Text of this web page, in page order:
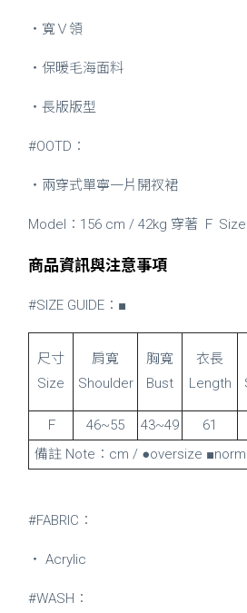
・寬Ｖ領
・保暖毛海面料
・長版版型
#OOTD：
・兩穿式單寧一片開衩裙
Model：156 cm / 42kg 穿著 Ｆ Size
商品資訊與注意事項
#SIZE GUIDE：■
尺寸
Size
肩寬
Shoulder
胸寬
Bust
衣長
Length
Ｆ
46~55 43~49 61
備註 Note：cm / ●oversize
#FABRIC：
・ Acrylic
#WASH：